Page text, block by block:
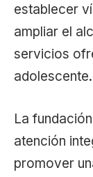
establecer
ampliar el
servicios
adolescente.
La
atención
promover